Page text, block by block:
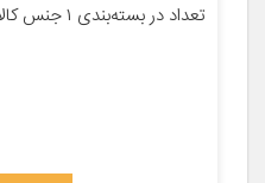
تعداد در بسته‌بندی ۱ جنس کالا فلز نوع بلبرینگ چرخ جلو